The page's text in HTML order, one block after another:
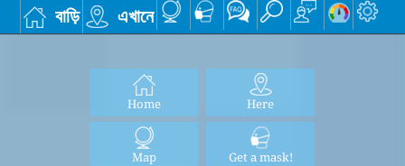
বাড়ি এখানে
Home Here
Map Get a mask!